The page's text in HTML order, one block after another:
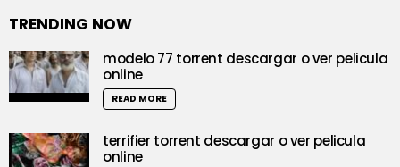
TRENDING NOW
modelo 77 torrent descargar o ver pelicula
online
READ MORE
terrifier torrent descargar o ver pelicula
online